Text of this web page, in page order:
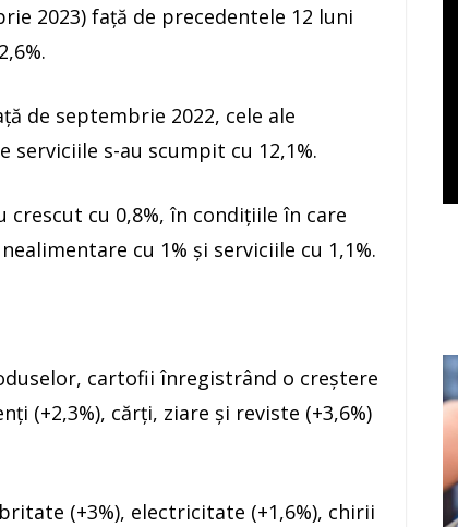
2023) faţă de precedentele 12 luni
de septembrie 2022, cele ale
s-au scumpit cu 12,1%.
crescut cu 0,8%, în condiţiile în care
cu 1% şi serviciile cu 1,1%.
cartofii înregistrând o creştere
(+2,3%), cărţi, ziare şi reviste (+3,6%)
(+3%), electricitate (+1,6%), chirii